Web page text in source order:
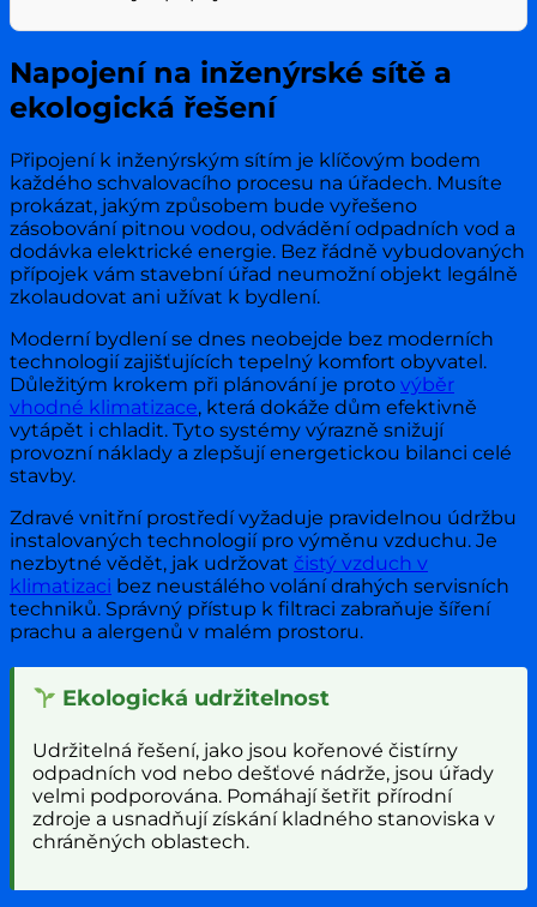
Napojení na inženýrské sítě a
ekologická řešení
Připojení k inženýrským sítím je klíčovým bodem
každého schvalovacího procesu na úřadech. Musíte
prokázat, jakým způsobem bude vyřešeno
zásobování pitnou vodou, odvádění odpadních vod a
dodávka elektrické energie. Bez řádně vybudovaných
přípojek vám stavební úřad neumožní objekt legálně
zkolaudovat ani užívat k bydlení.
Moderní bydlení se dnes neobejde bez moderních
technologií zajišťujících tepelný komfort obyvatel.
Důležitým krokem při plánování je proto výběr
vhodné klimatizace, která dokáže dům efektivně
vytápět i chladit. Tyto systémy výrazně snižují
provozní náklady a zlepšují energetickou bilanci celé
stavby.
Zdravé vnitřní prostředí vyžaduje pravidelnou údržbu
instalovaných technologií pro výměnu vzduchu. Je
nezbytné vědět, jak udržovat čistý vzduch v
klimatizaci bez neustálého volání drahých servisních
techniků. Správný přístup k filtraci zabraňuje šíření
prachu a alergenů v malém prostoru.
Ekologická udržitelnost
Udržitelná řešení, jako jsou kořenové čistírny
odpadních vod nebo dešťové nádrže, jsou úřady
velmi podporována. Pomáhají šetřit přírodní
zdroje a usnadňují získání kladného stanoviska v
chráněných oblastech.